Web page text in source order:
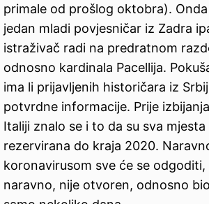
primale od prošlog oktobra).
jedan mladi povjesničar iz Zadra
istraživač radi na predratnom
odnosno kardinala Pacellija.
ima li prijavljenih historičara iz
potvrdne informacije. Prije
Italiji znalo se i to da su sva mjesta
rezervirana do kraja 2020.
koronavirusom sve će se odgoditi,
naravno, nije otvoren, odnosno